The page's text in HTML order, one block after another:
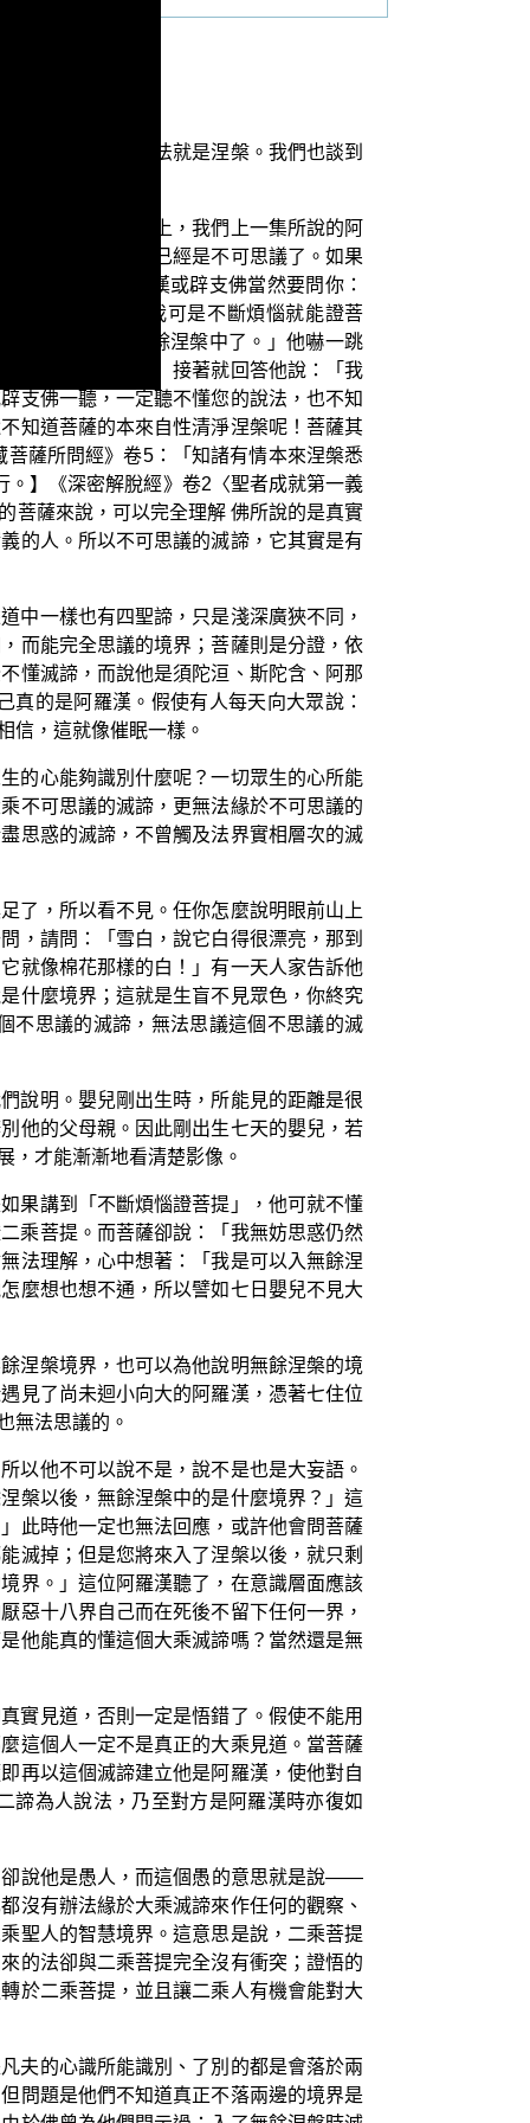
，而這個不思議法就是涅槃。我們也談到
別的所緣。實際上，我們上一集所說的阿
這對許多人而言已經是不可思議了。如果
勝妙。」阿羅漢或辟支佛當然要問你：
煩惱才證菩提，我可是不斷煩惱就能證菩
在，就已經在無餘涅槃中了。」他嚇一跳
的到底對不對？」接著就回答他說：「我
支佛一聽，一定聽不懂您的說法，也不知
知道菩薩的本來自性清淨涅槃呢！菩薩其
薩所問經》卷5：「知諸有情本來涅槃悉
】《深密解脫經》卷2〈聖者成就第一義
菩薩來說，可以完全理解 佛所說的是真實
的人。所以不可思議的滅諦，它其實是有
中一樣也有四聖諦，只是淺深廣狹不同，
而能完全思議的境界；菩薩則是分證，依
懂滅諦，而說他是須陀洹、斯陀含、阿那
的是阿羅漢。假使有人每天向大眾說：
信，這就像催眠一樣。
的心能夠識別什麼呢？一切眾生的心所能
不可思議的滅諦，更無法緣於不可思議的
思惑的滅諦，不曾觸及法界實相層次的滅
了，所以看不見。任你怎麼說明眼前山上
，請問：「雪白，說它白得很漂亮，那到
就像棉花那樣的白！」有一天人家告訴他
什麼境界；這就是生盲不見眾色，你終究
不思議的滅諦，無法思議這個不思議的滅
說明。嬰兒剛出生時，所能見的距離是很
他的父母親。因此剛出生七天的嬰兒，若
，才能漸漸地看清楚影像。
果講到「不斷煩惱證菩提」，他可就不懂
乘菩提。而菩薩卻說：「我無妨思惑仍然
法理解，心中想著：「我是可以入無餘涅
麼想也想不通，所以譬如七日嬰兒不見大
涅槃境界，也可以為他說明無餘涅槃的境
見了尚未迴小向大的阿羅漢，憑著七住位
無法思議的。
以他不可以說不是，說不是也是大妄語。
槃以後，無餘涅槃中的是什麼境界？」這
此時他一定也無法回應，或許他會問菩薩
滅掉；但是您將來入了涅槃以後，就只剩
界。」這位阿羅漢聽了，在意識層面應該
惡十八界自己而在死後不留下任何一界，
他能真的懂這個大乘滅諦嗎？當然還是無
實見道，否則一定是悟錯了。假使不能用
這個人一定不是真正的大乘見道。當菩薩
再以這個滅諦建立他是阿羅漢，使他對自
諦為人說法，乃至對方是阿羅漢時亦復如
卻說他是愚人，而這個愚的意思就是說——
沒有辦法緣於大乘滅諦來作任何的觀察、
聖人的智慧境界。這意思是說，二乘菩提
的法卻與二乘菩提完全沒有衝突；證悟的
於二乘菩提，並且讓二乘人有機會能對大
夫的心識所能識別、了別的都是會落於兩
問題是他們不知道真正不落兩邊的境界是